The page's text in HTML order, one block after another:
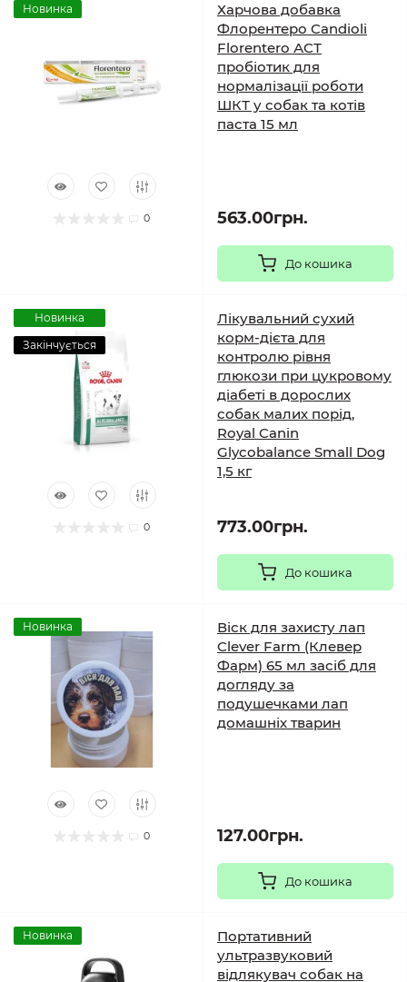
Новинка
0
Харчова добавка
Флорентеро Candioli
Florentero АСТ
пробіотик для
нормалізації роботи
ШКТ у собак та котів
паста 15 мл
563.00грн.
До кошика
Новинка
Закінчується
0
Лікувальний сухий
корм-дієта для
контролю рівня
глюкози при цукровому
діабеті в дорослих
собак малих порід,
Royal Canin
Glycobalance Small Dog
1,5 кг
773.00грн.
До кошика
Новинка
0
Віск для захисту лап
Clever Farm (Клевер
Фарм) 65 мл засіб для
догляду за
подушечками лап
домашніх тварин
127.00грн.
До кошика
Новинка
Портативний
ультразвуковий
відлякувач собак на